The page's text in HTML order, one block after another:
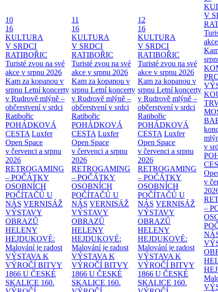
10
16
KULTURA
V SRDCI
RATIBOŘIC
Turisté zvou na své
akce v srpnu 2026
Kam za kopanou v
srpnu Letní koncerty
v Rudrově mlýně –
občerstvení v srdci
Ratibořic
POHÁDKOVÁ
CESTA Luxfer
Open Space
v červenci a srpnu
2026
RETROGAMING
– POČÁTKY
OSOBNÍCH
POČÍTAČŮ U
NÁS VERNISÁŽ
VÝSTAVY
OBRAZŮ
HELENY
HEJDUKOVÉ:
Malování je radost
VÝSTAVA K
VÝROČÍ BITVY
1866 U ČESKÉ
SKALICE 160.
11
16
KULTURA
V SRDCI
RATIBOŘIC
Turisté zvou na své
akce v srpnu 2026
Kam za kopanou v
srpnu Letní koncerty
v Rudrově mlýně –
občerstvení v srdci
Ratibořic
POHÁDKOVÁ
CESTA Luxfer
Open Space
v červenci a srpnu
2026
RETROGAMING
– POČÁTKY
OSOBNÍCH
POČÍTAČŮ U
NÁS VERNISÁŽ
VÝSTAVY
OBRAZŮ
HELENY
HEJDUKOVÉ:
Malování je radost
VÝSTAVA K
VÝROČÍ BITVY
1866 U ČESKÉ
SKALICE 160.
12
16
KULTURA
V SRDCI
RATIBOŘIC
Turisté zvou na své
akce v srpnu 2026
Kam za kopanou v
srpnu Letní koncerty
v Rudrově mlýně –
občerstvení v srdci
Ratibořic
POHÁDKOVÁ
CESTA Luxfer
Open Space
v červenci a srpnu
2026
RETROGAMING
– POČÁTKY
OSOBNÍCH
POČÍTAČŮ U
NÁS VERNISÁŽ
VÝSTAVY
OBRAZŮ
HELENY
HEJDUKOVÉ:
Malování je radost
VÝSTAVA K
VÝROČÍ BITVY
1866 U ČESKÉ
SKALICE 160.
V
v
v
–